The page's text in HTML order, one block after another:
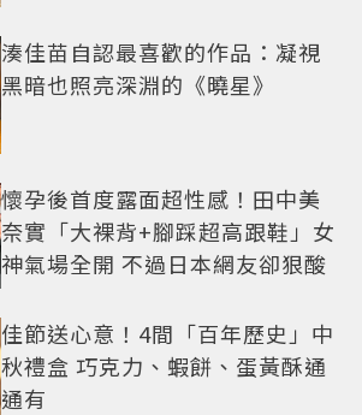
湊佳苗自認最喜歡的作品：凝視
黑暗也照亮深淵的《曉星》
懷孕後首度露面超性感！田中美
奈實「大裸背+腳踩超高跟鞋」女
神氣場全開 不過日本網友卻狠酸
佳節送心意！4間「百年歷史」中
秋禮盒 巧克力、蝦餅、蛋黃酥通
通有